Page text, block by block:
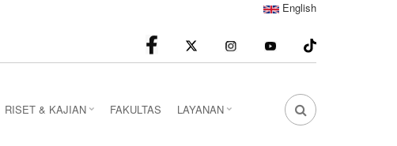
English
facebook Instagram youtube
FA
RISET & KAJIAN FAKULTAS LAYANAN